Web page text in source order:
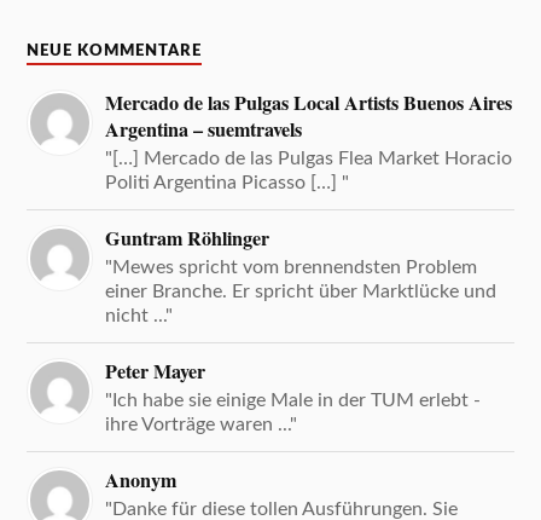
NEUE KOMMENTARE
Mercado de las Pulgas Local Artists Buenos Aires
Argentina – suemtravels
"[…] Mercado de las Pulgas Flea Market Horacio
Politi Argentina Picasso […] "
Guntram Röhlinger
"Mewes spricht vom brennendsten Problem
einer Branche. Er spricht über Marktlücke und
nicht ..."
Peter Mayer
"Ich habe sie einige Male in der TUM erlebt -
ihre Vorträge waren ..."
Anonym
"Danke für diese tollen Ausführungen. Sie